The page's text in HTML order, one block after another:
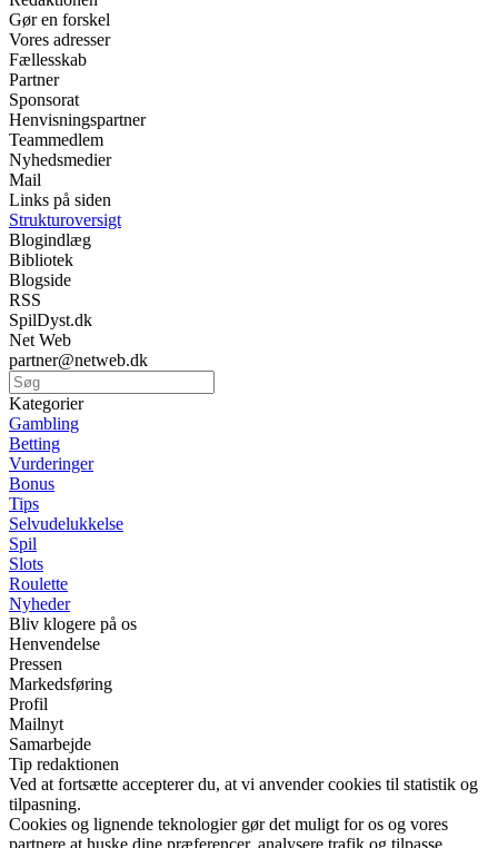
Gør en forskel
Vores adresser
Fællesskab
Partner
Sponsorat
Henvisningspartner
Teammedlem
Nyhedsmedier
Mail
Links på siden
Strukturoversigt
Blogindlæg
Bibliotek
Blogside
RSS
SpilDyst.dk
Net Web
partner@netweb.dk
Kategorier
Gambling
Betting
Vurderinger
Bonus
Tips
Selvudelukkelse
Spil
Slots
Roulette
Nyheder
Bliv klogere på os
Henvendelse
Pressen
Markedsføring
Profil
Mailnyt
Samarbejde
Tip redaktionen
Ved at fortsætte accepterer du, at vi anvender cookies til statistik og
tilpasning.
Cookies og lignende teknologier gør det muligt for os og vores
partnere at huske dine præferencer, analysere trafik og tilpasse